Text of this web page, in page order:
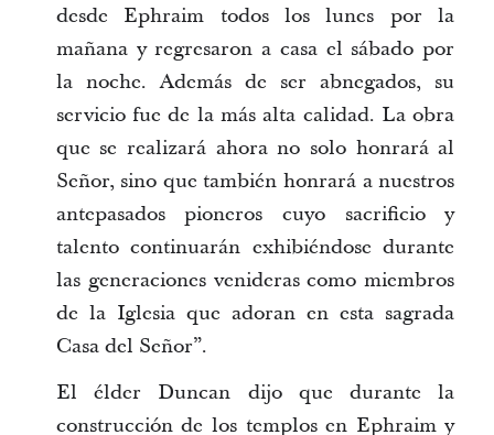
desde Ephraim todos los lunes por la
mañana y regresaron a casa el sábado por
la noche. Además de ser abnegados, su
servicio fue de la más alta calidad. La obra
que se realizará ahora no solo honrará al
Señor, sino que también honrará a nuestros
antepasados pioneros cuyo sacrificio y
talento continuarán exhibiéndose durante
las generaciones venideras como miembros
de la Iglesia que adoran en esta sagrada
Casa del Señor”.
El élder Duncan dijo que durante la
construcción de los templos en Ephraim y